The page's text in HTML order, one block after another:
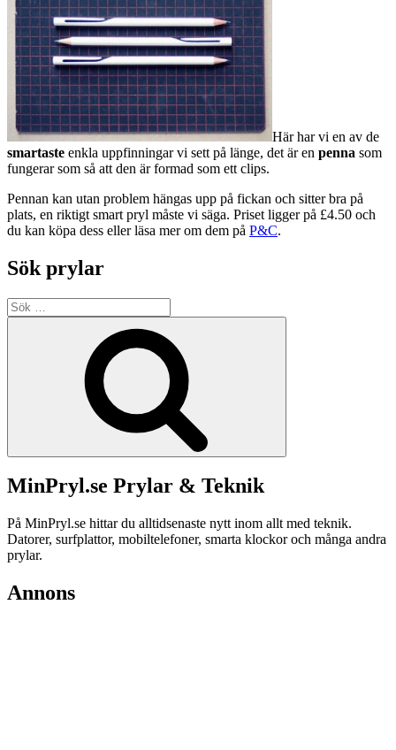
Här har vi en av de
smartaste enkla uppfinningar vi sett på länge, det är en penna som
fungerar som så att den är formad som ett clips.
Pennan kan utan problem hängas upp på fickan och sitter bra på
plats, en riktigt smart pryl måste vi säga. Priset ligger på £4.50 och
du kan köpa dess eller läsa mer om dem på P&C.
Sök prylar
Sök
efter:
MinPryl.se Prylar & Teknik
På MinPryl.se hittar du alltidsenaste nytt inom allt med teknik.
Datorer, surfplattor, mobiltelefoner, smarta klockor och många andra
prylar.
Annons